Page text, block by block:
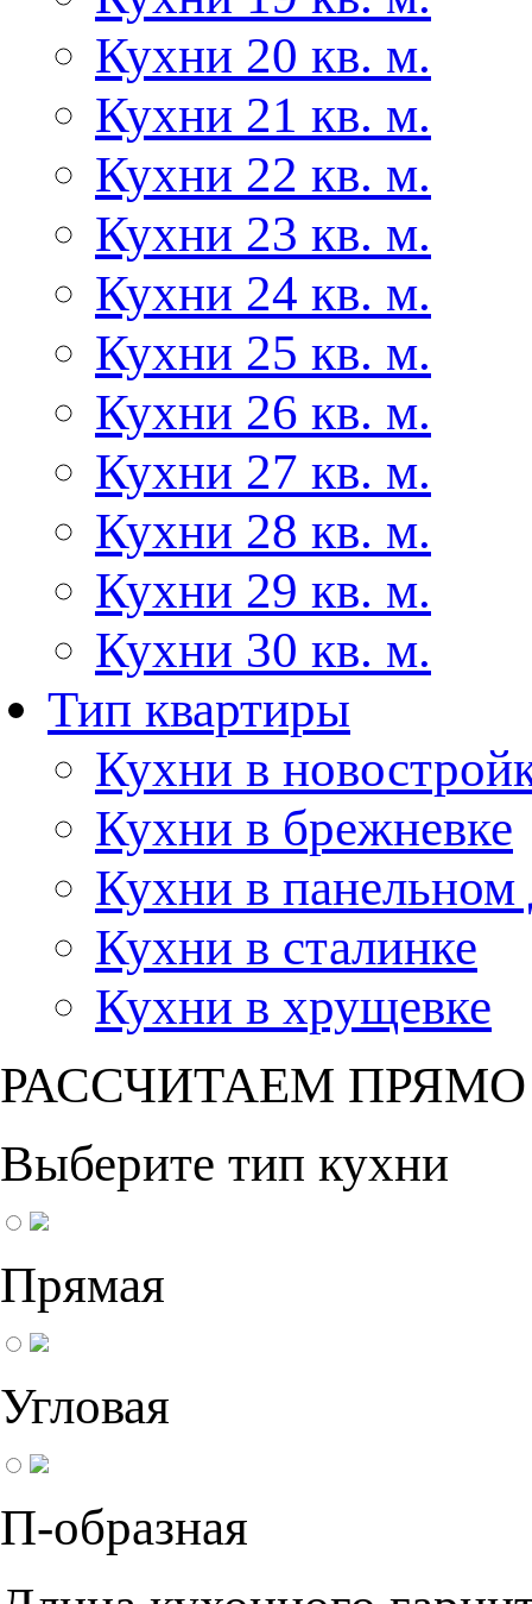
Кухни 20 кв. м.
Кухни 21 кв. м.
Кухни 22 кв. м.
Кухни 23 кв. м.
Кухни 24 кв. м.
Кухни 25 кв. м.
Кухни 26 кв. м.
Кухни 27 кв. м.
Кухни 28 кв. м.
Кухни 29 кв. м.
Кухни 30 кв. м.
Тип квартиры
Кухни в
Кухни в брежневке
Кухни в панельном
Кухни в сталинке
Кухни в хрущевке
РАССЧИТАЕМ
Выберите тип кухни
Прямая
Угловая
П-образная